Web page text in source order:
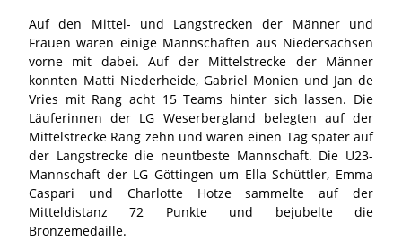
Auf den Mittel- und Langstrecken der Männer und
Frauen waren einige Mannschaften aus Niedersachsen
vorne mit dabei. Auf der Mittelstrecke der Männer
konnten Matti Niederheide, Gabriel Monien und Jan de
Vries mit Rang acht 15 Teams hinter sich lassen. Die
Läuferinnen der LG Weserbergland belegten auf der
Mittelstrecke Rang zehn und waren einen Tag später auf
der Langstrecke die neuntbeste Mannschaft. Die U23-
Mannschaft der LG Göttingen um Ella Schüttler, Emma
Caspari und Charlotte Hotze sammelte auf der
Mitteldistanz 72 Punkte und bejubelte die
Bronzemedaille.